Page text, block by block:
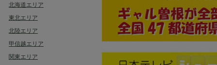
北海道エリア
東北エリア
北陸エリア
甲信越エリア
関東エリア